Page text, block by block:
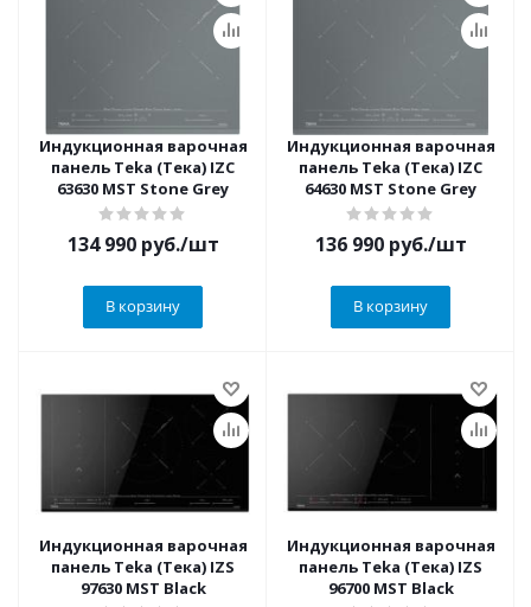
Индукционная варочная
панель Teka (Тека) IZC
63630 MST Stone Grey
134 990руб./шт
В корзину
Индукционная варочная
панель Teka (Тека) IZC
64630 MST Stone Grey
136 990руб./шт
В корзину
Индукционная варочная
панель Teka (Тека) IZS
97630 MST Black
Индукционная варочная
панель Teka (Тека) IZS
96700 MST Black